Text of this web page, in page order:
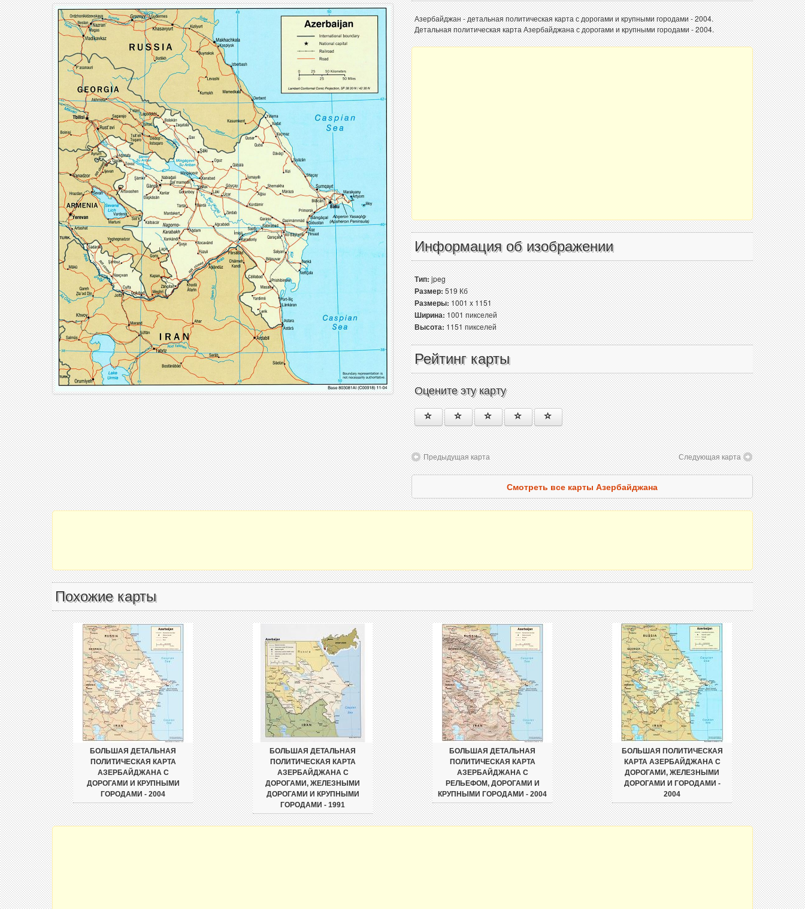
Азербайджан - детальная политическая карта с дорогами и крупными городами - 2004.
Детальная политическая карта Азербайджана с дорогами и крупными городами - 2004.
Информация об изображении
Тип:jpeg
Размер:519 Кб
Размеры:1001 x 1151
Ширина:1001 пикселей
Высота:1151 пикселей
Рейтинг карты
Оцените эту карту
Предыдущая карта Следующая карта
Смотреть все карты Азербайджана
Похожие карты
БОЛЬШАЯ ДЕТАЛЬНАЯ
ПОЛИТИЧЕСКАЯ КАРТА
АЗЕРБАЙДЖАНА С
ДОРОГАМИ И КРУПНЫМИ
ГОРОДАМИ - 2004
БОЛЬШАЯ ДЕТАЛЬНАЯ
ПОЛИТИЧЕСКАЯ КАРТА
АЗЕРБАЙДЖАНА С
ДОРОГАМИ, ЖЕЛЕЗНЫМИ
ДОРОГАМИ И КРУПНЫМИ
ГОРОДАМИ - 1991
БОЛЬШАЯ ДЕТАЛЬНАЯ
ПОЛИТИЧЕСКАЯ КАРТА
АЗЕРБАЙДЖАНА С
РЕЛЬЕФОМ, ДОРОГАМИ И
КРУПНЫМИ ГОРОДАМИ - 2004
БОЛЬШАЯ ПОЛИТИЧЕСКАЯ
КАРТА АЗЕРБАЙДЖАНА С
ДОРОГАМИ, ЖЕЛЕЗНЫМИ
ДОРОГАМИ И ГОРОДАМИ -
2004